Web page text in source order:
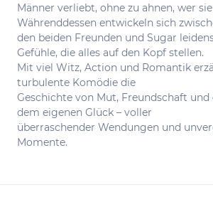
Männer verliebt, ohne zu ahnen, wer
Währenddessen entwickeln sich
den beiden Freunden und Sugar
Gefühle, die alles auf den Kopf stellen.
Mit viel Witz, Action und Romantik
turbulente Komödie die
Geschichte von Mut, Freundschaft und
dem eigenen Glück – voller
überraschender Wendungen und
Momente.